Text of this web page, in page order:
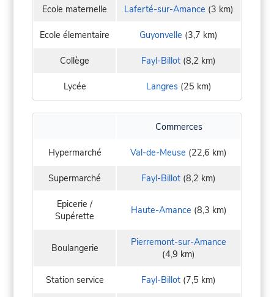
Ecole maternelle Laferté-sur-Amance (3 km)
Ecole élementaire Guyonvelle (3,7 km)
Collège Fayl-Billot (8,2 km)
Lycée Langres(25 km)
Commerces
Hypermarché Val-de-Meuse (22,6 km)
Supermarché Fayl-Billot (8,2 km)
Epicerie /
Supérette
Haute-Amance (8,3 km)
Boulangerie
Pierremont-sur-Amance
(4,9 km)
Station service Fayl-Billot (7,5 km)